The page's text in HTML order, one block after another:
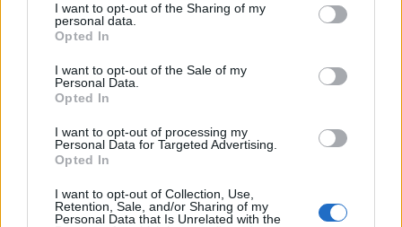
not limited to your visit or usage behaviour. You may click to
grant or deny consent to Google and its third-party tags to
use your data for below specified purposes in below Google
consent section.
I want to opt-out of the Sharing of my
personal data.
Opted In
I want to opt-out of the Sale of my
Personal Data.
Opted In
I want to opt-out of processing my
Personal Data for Targeted Advertising.
Opted In
I want to opt-out of Collection, Use,
Retention, Sale, and/or Sharing of my
Personal Data that Is Unrelated with the
Posibles cambios en la alineación:
derecho titular.
La jornada 22 nos dejó varios
estado y el posible tiempo de
baja.